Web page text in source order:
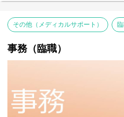
本ページ下部の「応募する」よりエ
①自筆の履歴書（当院指定様式）
②卒業証明書または卒業証書の写し
③看護師(助産師)免許の写し
以上の書類を揃えて姫路赤十字病院
ださい。
各試験日の２週間前（営業日）まで
す。
試験日
その他（メディカルサポート）
事務（臨職）